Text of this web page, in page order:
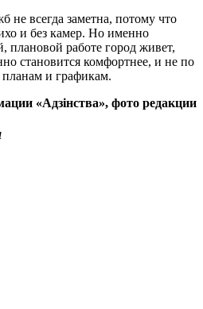
не всегда заметна, потому что
и без камер. Но именно
плановой работе город живет,
становится комфортнее, и не по
планам и графикам.
«Адзінства», фото редакции